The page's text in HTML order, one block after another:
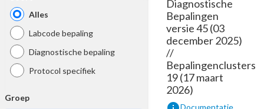
Alles
Labcode bepaling
Diagnostische bepaling
Protocol specifiek
Groep
Diagnostische
Bepalingen
versie 45 (03
december 2025)
//
Bepalingenclusters
19 (17 maart
2026)
Documentatie